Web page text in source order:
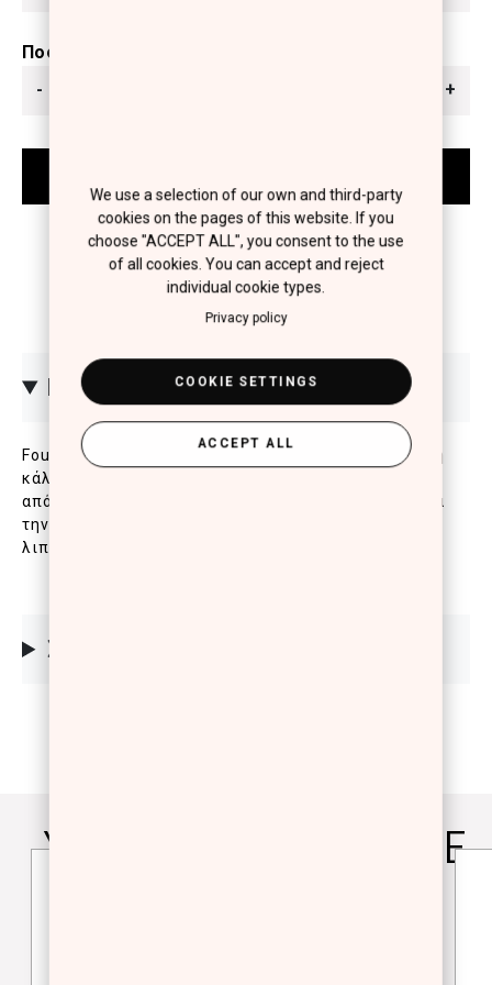
Ποσότητα
-
+
ΠΕΡΙΓΡΑΦΗ
Foundation με καινοτόμα oil-free σύνθεση για υψηλή
κάλυψη και φυσικό ματ αποτέλεσμα. Ταυτίζεται
απόλυτα με την επιδερμίδα, στεγνώνει αμέσως μετά
την εφαρμογή και διαρκεί όλη μέρα. Ιδανικό για
λιπαρές/μικτές επιδερμίδες, SPF 30
ΣΥΣΤΑΤΙΚΑ
YOU WILL ALSO LOVE
We use a selection of our own and third-party
cookies on the pages of this website. If you
choose "ACCEPT ALL", you consent to the use
of all cookies. You can accept and reject
individual cookie types.
Privacy policy
COOKIE SETTINGS
ACCEPT ALL